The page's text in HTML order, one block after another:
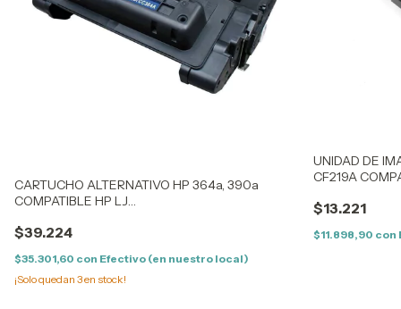
CARTUCHO ALTERNATIVO HP 364a, 390a
COMPATIBLE HP LJ
$39.224
$35.301,60 con Efectivo (en nuestro local)
¡Solo quedan 3en stock!
UNIDAD DE
CF219A
$13.221
$11.898,90 con